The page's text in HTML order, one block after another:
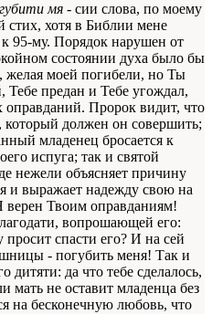
мя - сии слова, по моему
хотя в Библии мене
95-му. Порядок нарушен от
состоянии духа было бы
желая моей погибели, но Ты
Тебе предан и Тебе угождал,
оправданий. Пророк видит, что
который должен он совершить;
младенец бросается к
испуга; так и святой
нежели объясняет причину
и выражает надежду свою на
верен Твоим оправданиям!
вопрошающей его:
спасти его? И на сей
- погубить меня! Так и
дитяти: да что тебе сделалось,
мать не оставит младенца без
на бесконечную любовь, что